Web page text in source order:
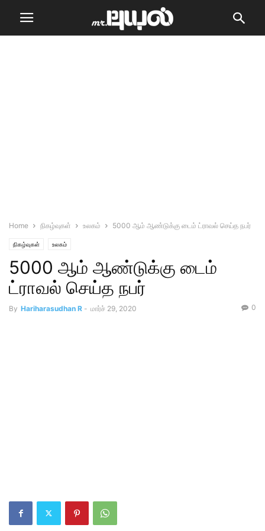
Home நிகழ்வுகள் உலகம் 5000 ஆம் ஆண்டுக்கு டைம் ட்ராவல் செய்த நபர்
நிகழ்வுகள் உலகம்
5000 ஆம் ஆண்டுக்கு டைம்
ட்ராவல் செய்த நபர்
By Hariharasudhan R - மார்ச் 29, 2020 0